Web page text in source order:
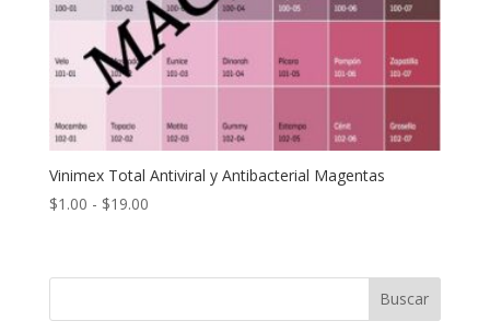
Vinimex Total Antiviral y Antibacterial Magentas
$1.00 - $19.00Rango
desde
Buscar